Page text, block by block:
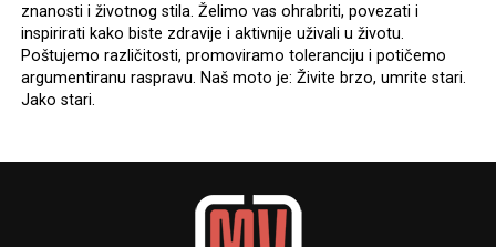
znanosti i životnog stila. Želimo vas ohrabriti, povezati i
inspirirati kako biste zdravije i aktivnije uživali u životu.
Poštujemo različitosti, promoviramo toleranciju i potičemo
argumentiranu raspravu. Naš moto je: Živite brzo, umrite stari.
Jako stari.